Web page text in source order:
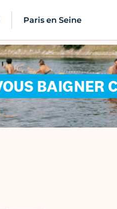
Paris en Seine